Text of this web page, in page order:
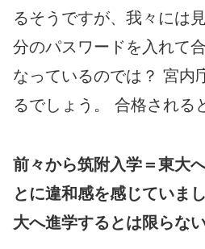
るそうですが、我々には
分のパスワードを入れて
なっているのでは？ 宮内
るでしょう。 合格される
前々から筑附入学＝東大
とに違和感を感じていま
大へ進学するとは限らな